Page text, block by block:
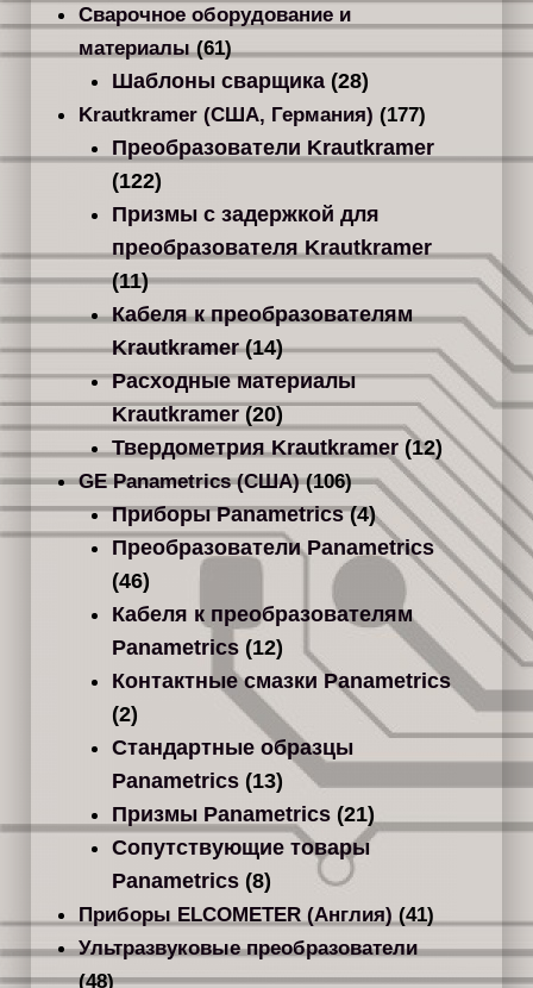
Сварочное оборудование и
материалы (61)
Шаблоны сварщика (28)
Krautkramer (США, Германия) (177)
Преобразователи Krautkramer
(122)
Призмы с задержкой для
преобразователя Krautkramer
(11)
Кабеля к преобразователям
Krautkramer (14)
Расходные материалы
Krautkramer (20)
Твердометрия Krautkramer (12)
GE Panametrics (США) (106)
Приборы Panametrics (4)
Преобразователи Panametrics
(46)
Кабеля к преобразователям
Panametrics (12)
Контактные смазки Panametrics
(2)
Стандартные образцы
Panametrics (13)
Призмы Panametrics (21)
Сопутствующие товары
Panametrics (8)
Приборы ELCOMETER (Англия) (41)
Ультразвуковые преобразователи
(48)